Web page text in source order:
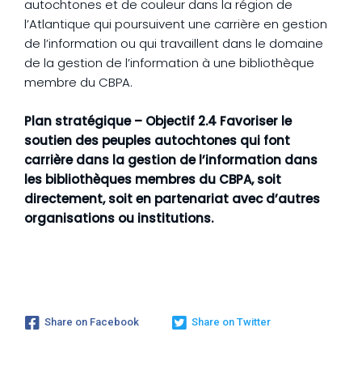
autochtones et de couleur dans la région de
l’Atlantique qui poursuivent une carrière en gestion
de l’information ou qui travaillent dans le domaine
de la gestion de l’information à une bibliothèque
membre du CBPA.
Plan stratégique – Objectif 2.4 Favoriser le
soutien des peuples autochtones qui font
carrière dans la gestion de l’information dans
les bibliothèques membres du CBPA, soit
directement, soit en partenariat avec d’autres
organisations ou institutions.
Share on Facebook Share on Twitter